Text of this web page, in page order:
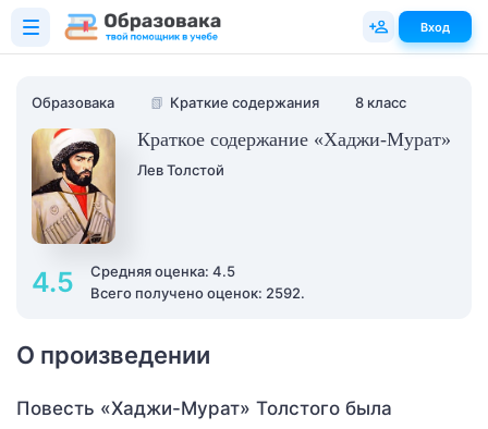
Образовака 📗 Краткие содержания 8 класс
Краткое содержание «Хаджи-Мурат»
Лев Толстой
4.5
Средняя оценка: 4.5
Всего получено оценок: 2592.
О произведении
Повесть «Хаджи-Мурат» Толстого была
Вход